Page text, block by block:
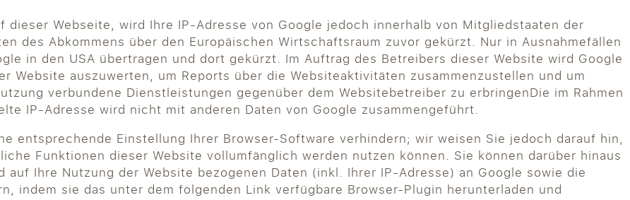
dieser Webseite, wird Ihre IP-Adresse von Google jedoch innerhalb von Mitgliedstaaten der
des Abkommens über den Europäischen Wirtschaftsraum zuvor gekürzt. Nur in Ausnahmefällen
in den USA übertragen und dort gekürzt. Im Auftrag des Betreibers dieser Website wird Google
Website auszuwerten, um Reports über die Websiteaktivitäten zusammenzustellen und um
verbundene Dienstleistungen gegenüber dem Websitebetreiber zu erbringenDie im Rahmen
IP-Adresse wird nicht mit anderen Daten von Google zusammengeführt.
entsprechende Einstellung Ihrer Browser-Software verhindern; wir weisen Sie jedoch darauf hin,
Funktionen dieser Website vollumfänglich werden nutzen können. Sie können darüber hinaus
Ihre Nutzung der Website bezogenen Daten (inkl. Ihrer IP-Adresse) an Google sowie die
indem sie das unter dem folgenden Link verfügbare Browser-Plugin herunterladen und